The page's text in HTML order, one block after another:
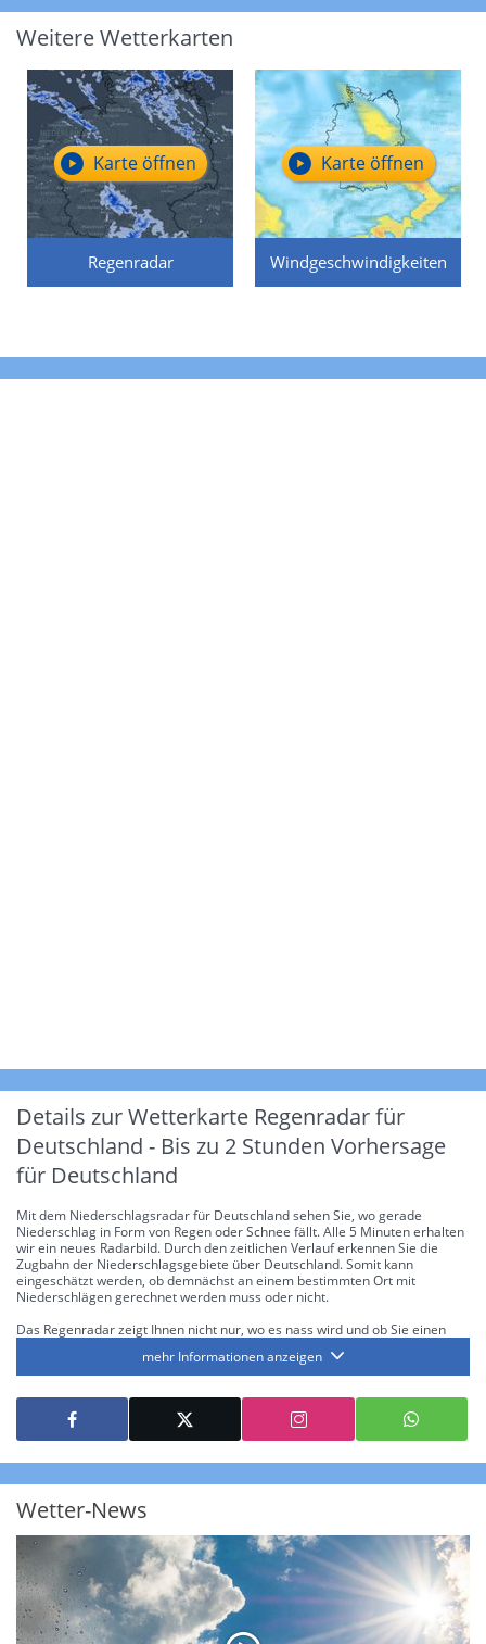
Weitere Wetterkarten
Regenradar
Karte öffnen
Windgeschwindigkeiten
Karte öffnen
Details zur Wetterkarte Regenradar für
Deutschland - Bis zu 2 Stunden Vorhersage
für Deutschland
Mit dem Niederschlagsradar für Deutschland sehen Sie, wo gerade
Niederschlag in Form von Regen oder Schnee fällt. Alle 5 Minuten erhalten
wir ein neues Radarbild. Durch den zeitlichen Verlauf erkennen Sie die
Zugbahn der Niederschlagsgebiete über Deutschland. Somit kann
eingeschätzt werden, ob demnächst an einem bestimmten Ort mit
Niederschlägen gerechnet werden muss oder nicht.
Das Regenradar zeigt Ihnen nicht nur, wo es nass wird und ob Sie einen
die Niederschlagsintensität. Diese bezieht sich laut offiziellen Richtlinien
jeweils auf die Niederschlagsmenge in l/m² pro Stunde Regen- bzw.
Schneefall. Die 6 Stufen sind wie folgt gegliedert: Die hellen Blautöne
symbolisieren leichte bis mäßige Regen- bzw. Schneefälle mit einer
Intensität bis 8.1 l/m² pro Stunde. Dunkelblau repräsentiert mäßige bis
starke Niederschläge bis 35 l/m² pro Stunde. Hier können bereits Gewitter
auftreten. Extreme bzw. unwetterartige Niederschlagsereignisse mit
über 150 l/m² pro Stunde an. Solche
Neben der Niederschlagsintensität kann auch die Zuggeschwindigkeit der
Niederschlagsgebiete und damit die Niederschlagsdauer abgeschätzt
werden. Neben der 5-minütigen Radaraufzeichnung gibt es eine
Niederschlagsprognose für die nächsten 2 Stunden. So sehen Sie genau,
wann und wo in Deutschland mit Regen oder Schneefall zu rechnen ist bzw.
kennen zu jeder Zeit den genauen Verlauf einer Niederschlagsfront.
mehr Informationen anzeigen
Wetter-News